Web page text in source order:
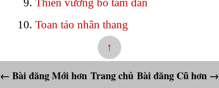
Thiên vương bổ tâm đan
Toan táo nhân thang
↑
← Bài đăng Mới hơn Bài đăng Cũ hơn →
Trang chủ